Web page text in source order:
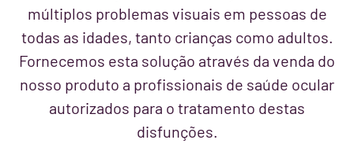
múltiplos problemas visuais em pessoas de
todas as idades, tanto crianças como adultos.
Fornecemos esta solução através da venda do
nosso produto a profissionais de saúde ocular
autorizados para o tratamento destas
disfunções.